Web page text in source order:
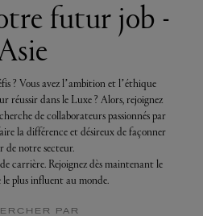
TALENT
DURABLE
futur job -
? Vous avez l’ambition et l’éthique
réussir dans le Luxe ? Alors, rejoignez
de collaborateurs passionnés par
la différence et désireux de façonner
de notre secteur.
carrière. Rejoignez dès maintenant le
le plus influent au monde.
PAR